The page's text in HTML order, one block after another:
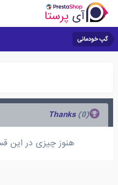
گپ خودمانی
Thanks
(0)
هنوز چیزی در این